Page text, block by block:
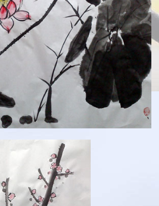
建站相关
建站历程
学习PS
电脑旧事
拐翁与媒体
吉林大地
自然风光
人文景观
长白神韵
协会动态